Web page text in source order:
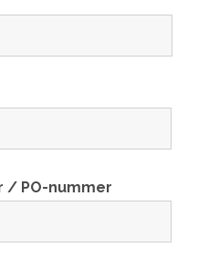
/ PO-nummer